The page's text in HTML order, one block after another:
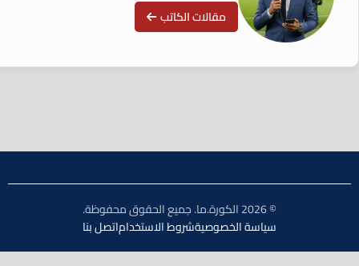
مقالات الكاتب
سياسة الخصوصيةشروط الاستخداماتصل بنا